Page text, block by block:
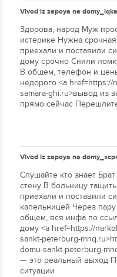
Vivod iz zapoya na
Здорова, народ Муж
истерике Нужна
приехали и поставили
дому срочно Сняли
В общем, телефон и
недорого <a href=https://
samara-ghi.ru>вывод из
прямо сейчас
Vivod iz zapoya na
Слушайте кто знает
стену В больницу
приехали и поставили
капельницей Через
общем, вся инфа по
дому <a href=https://
sankt-peterburg-
domu-sankt-peterburg-
— это реальный выход
ситуации